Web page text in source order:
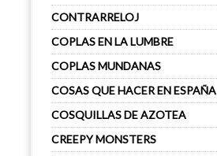
CONTRARRELOJ
COPLAS EN LA LUMBRE
COPLAS MUNDANAS
COSAS QUE HACER EN ESPAÑA
COSQUILLAS DE AZOTEA
CREEPY MONSTERS